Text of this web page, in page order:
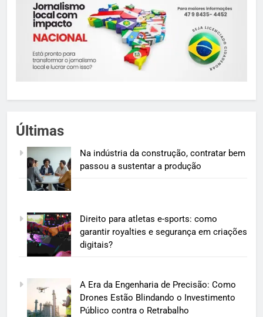
Últimas
Na indústria da construção, contratar bem
passou a sustentar a produção
Direito para atletas e-sports: como
garantir royalties e segurança em criações
digitais?
A Era da Engenharia de Precisão: Como
Drones Estão Blindando o Investimento
Público contra o Retrabalho